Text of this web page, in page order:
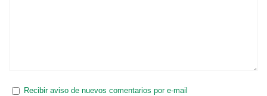
Recibir aviso de nuevos comentarios por e-mail